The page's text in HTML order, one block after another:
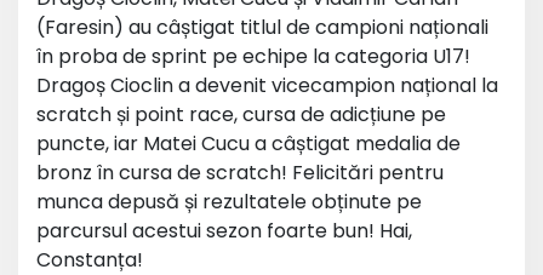
(Faresin) au câștigat titlul de campioni naționali
în proba de sprint pe echipe la categoria U17!
Dragoș Cioclin a devenit vicecampion național la
scratch și point race, cursa de adicțiune pe
puncte, iar Matei Cucu a câștigat medalia de
bronz în cursa de scratch! Felicitări pentru
munca depusă și rezultatele obținute pe
parcursul acestui sezon foarte bun! Hai,
Constanța!